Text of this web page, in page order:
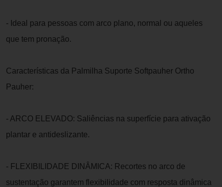
- Ideal para pessoas com arco plano, normal ou aqueles
que tem pronação.
Características da Palmilha Suporte Softpauher Ortho
Pauher:
- ARCO ELEVADO: Saliências na superfície para ativação
plantar e antideslizante.
- FLEXIBILIDADE DINÂMICA: Recortes no arco de
sustentação garantem flexibilidade com resposta dinâmica